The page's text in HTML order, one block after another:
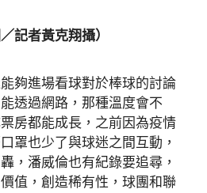
記者黃克翔攝）
夠進場看球對於棒球的討論
透過網路，那種溫度會不
房都能成長，之前因為疫情
罩也少了與球迷之間互動，
，潘威倫也有紀錄要追尋，
值，創造稀有性，球團和聯